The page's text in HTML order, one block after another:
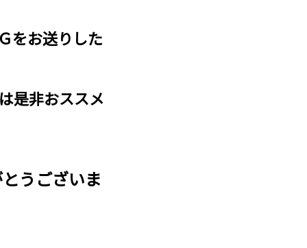
をお送りした
是非おススメ
うございま